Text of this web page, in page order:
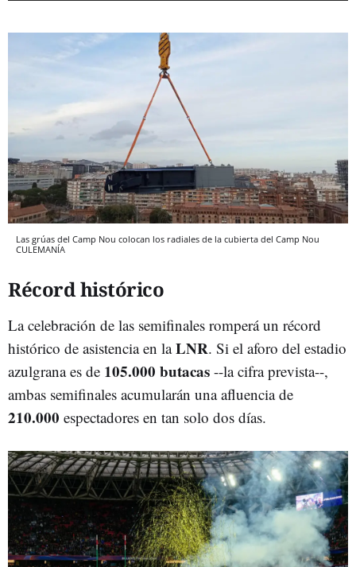
Las grúas del Camp Nou colocan los radiales de la cubierta del Camp Nou
CULEMANÍA
Récord histórico
La celebración de las semifinales romperá un récord
histórico de asistencia en laLNR. Si el aforo del estadio
azulgrana es de 105.000 butacas --la cifra prevista--,
ambas semifinales acumularán una afluencia de
210.000 espectadores en tan solo dos días.